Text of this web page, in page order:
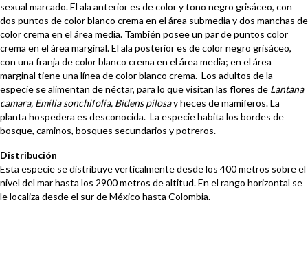
sexual marcado. El ala anterior es de color y tono negro grisáceo, con
dos puntos de color blanco crema en el área submedia y dos manchas de
color crema en el área media. También posee un par de puntos color
crema en el área marginal. El ala posterior es de color negro grisáceo,
con una franja de color blanco crema en el área media; en el área
marginal tiene una línea de color blanco crema. Los adultos de la
especie se alimentan de néctar, para lo que visitan las flores de Lantana
camara, Emilia sonchifolia, Bidens pilosay heces de mamíferos. La
planta hospedera es desconocida. La especie habita los bordes de
bosque, caminos, bosques secundarios y potreros.
Distribución
Esta especie se distribuye verticalmente desde los 400 metros sobre el
nivel del mar hasta los 2900 metros de altitud. En el rango horizontal se
le localiza desde el sur de México hasta Colombia.